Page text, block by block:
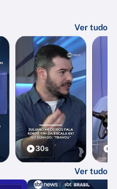
Ver tudo
30s
Ver tudo